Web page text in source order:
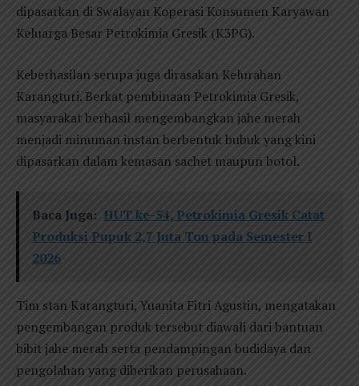
dipasarkan di Swalayan Koperasi Konsumen Karyawan
Keluarga Besar Petrokimia Gresik (K3PG).
Keberhasilan serupa juga dirasakan Kelurahan
Karangturi. Berkat pembinaan Petrokimia Gresik,
masyarakat berhasil mengembangkan jahe merah
menjadi minuman instan berbentuk bubuk yang kini
dipasarkan dalam kemasan sachet maupun botol.
Baca Juga: HUT ke-54, Petrokimia Gresik Catat
Produksi Pupuk 2,7 Juta Ton pada Semester I
2026
Tim stan Karangturi, Yuanita Fitri Agustin, mengatakan
pengembangan produk tersebut diawali dari bantuan
bibit jahe merah serta pendampingan budidaya dan
pengolahan yang diberikan perusahaan.